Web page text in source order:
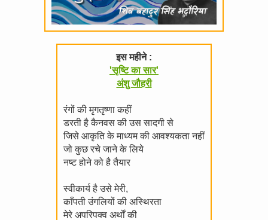
इस महीने :
'सृष्टि का सार'
अंशु जौहरी
रंगों की मृगतृष्णा कहीं
डरती है कैनवस की उस सादगी से
जिसे आकृति के माध्यम की आवश्यकता नहीं
जो कुछ रचे जाने के लिये
नष्ट होने को है तैयार
स्वीकार्य है उसे मेरी,
काँपती उंगलियों की अस्थिरता
मेरे अपरिपक्व अर्थों की